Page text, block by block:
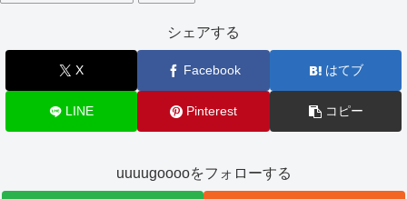
シェアする
X Facebook はてブ
LINE Pinterest コピー
uuuugooooをフォローする